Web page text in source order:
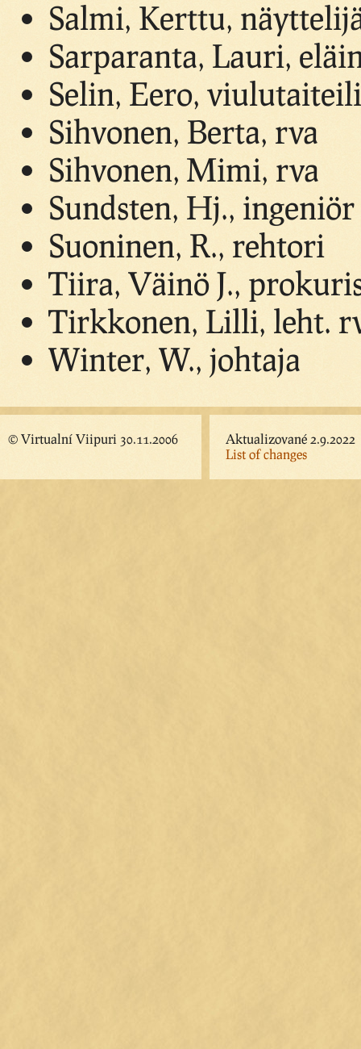
Salmi, Kerttu,
Sarparanta, Lauri,
Selin, Eero,
Sihvonen, Berta, rva
Sihvonen, Mimi, rva
Sundsten, Hj., ingeniör
Suoninen, R., rehtori
Tiira, Väinö J.,
Tirkkonen, Lilli, leht.
Winter, W., johtaja
© Virtualní Viipuri 30.11.2006
Aktualizované 2.9.2022
List of changes